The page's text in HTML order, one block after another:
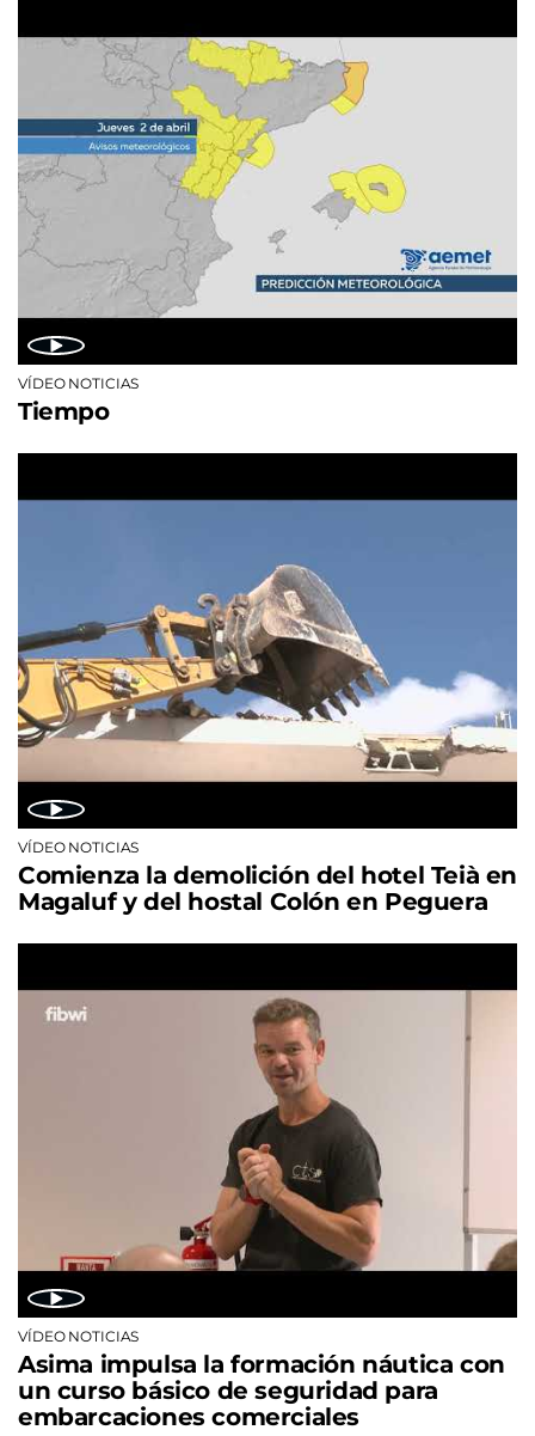
VÍDEO NOTICIAS
Tiempo
VÍDEO NOTICIAS
Comienza la demolición del hotel Teià en
Magaluf y del hostal Colón en Peguera
VÍDEO NOTICIAS
Asima impulsa la formación náutica con
un curso básico de seguridad para
embarcaciones comerciales